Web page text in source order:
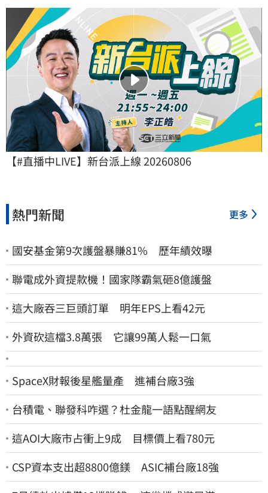
【#直播中LIVE】新台派上線 20260806
熱門新聞 更多
國安基金第9次護盤暴賺81% 歷年績效曝
聯電成外資提款機！國家隊霸氣砸8億護盤
這大廠吞三巨頭訂單 明年EPS上看42元
外資砍這檔3.8萬張 它讓99萬人鬆一口氣
SpaceX財報後星艦量產 進補台廠3強
台積電、聯發科咋選？杜金龍一語點醒網友
這AOI大廠市占衝上9成 目標價上看780元
CSP資本支出超8800億鎂 ASIC補台廠18強